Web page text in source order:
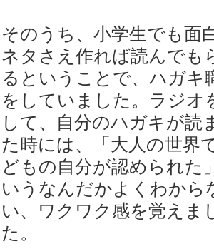
そのうち、小学生でも面
ネタさえ作れば読んでも
るということで、ハガキ
をしていました。ラジオ
して、自分のハガキが読
た時には、「大人の世界
どもの自分が認められた
いうなんだかよくわから
い、ワクワク感を覚えま
た。